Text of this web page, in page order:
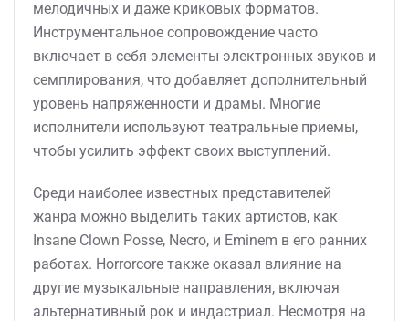
мелодичных и даже криковых форматов.
Инструментальное сопровождение часто
включает в себя элементы электронных звуков и
семплирования, что добавляет дополнительный
уровень напряженности и драмы. Многие
исполнители используют театральные приемы,
чтобы усилить эффект своих выступлений.
Среди наиболее известных представителей
жанра можно выделить таких артистов, как
Insane Clown Posse, Necro, и Eminem в его ранних
работах. Horrorcore также оказал влияние на
другие музыкальные направления, включая
альтернативный рок и индастриал. Несмотря на